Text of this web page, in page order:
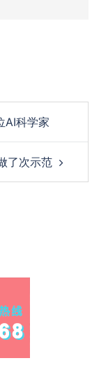
AI科学家
了次示范